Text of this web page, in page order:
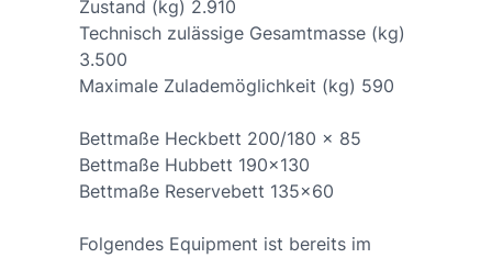
Zustand (kg) 2.910
Technisch zulässige Gesamtmasse (kg)
3.500
Maximale Zulademöglichkeit (kg) 590
Bettmaße Heckbett 200/180 x 85
Bettmaße Hubbett 190x130
Bettmaße Reservebett 135x60
Folgendes Equipment ist bereits im